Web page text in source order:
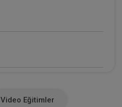
Video Eğitimler